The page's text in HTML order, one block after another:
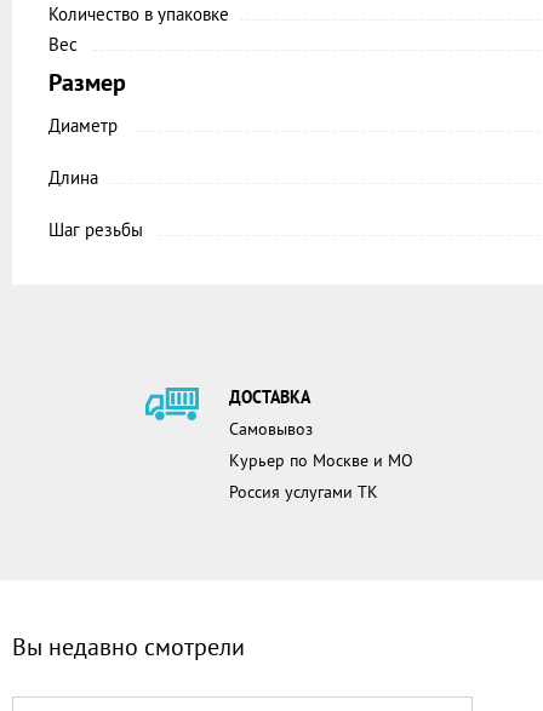
Количество в упаковке
Вес
Размер
Диаметр
Длина
Шаг резьбы
ДОСТАВКА
Самовывоз
Курьер по Москве и МО
Россия услугами ТК
Вы недавно смотрели